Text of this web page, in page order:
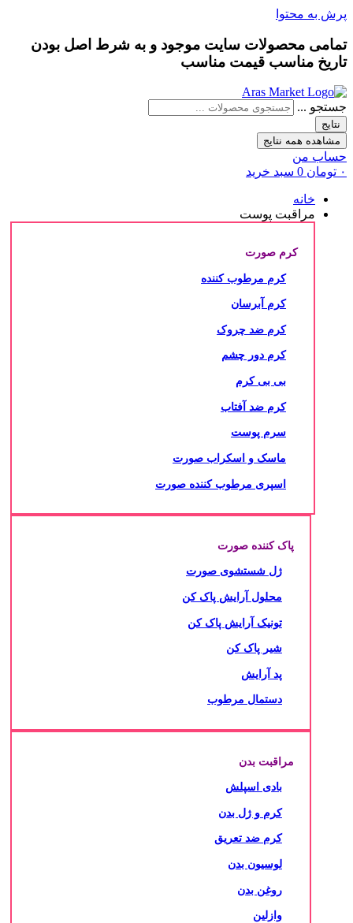
پرش به محتوا
تمامی محصولات سایت موجود و به شرط اصل بودن
تاریخ مناسب قیمت مناسب
جستجو ...
نتایج
مشاهده همه نتایج
حساب من
۰ تومان 0 سبد خرید
خانه
مراقبت پوست
کرم صورت
کرم مرطوب کننده
کرم آبرسان
کرم ضد چروک
کرم دور چشم
بی بی کرم
کرم ضد آفتاب
سرم پوست
ماسک و اسکراب صورت
اسپری مرطوب کننده صورت
پاک کننده صورت
ژل شستشوی صورت
محلول آرایش پاک کن
تونیک آرایش پاک کن
شیر پاک کن
پد آرایش
دستمال مرطوب
مراقبت بدن
بادی اسپلش
کرم و ژل بدن
کرم ضد تعریق
لوسیون بدن
روغن بدن
وازلین